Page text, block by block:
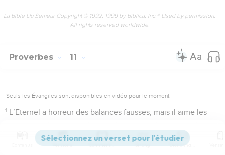
La Bible Du Semeur Copyright © 1992, 1999 by Biblica, Inc.® Used by permission.
All rights reserved worldwide.
Proverbes 11
Seuls les Évangiles sont disponibles en vidéo pour le moment.
1 L’Eternel a horreur des balances fausses, mais il aime les
Le mépris suit de près l’orgueil, mais la sagesse se tient
Versions Commentaires Strong